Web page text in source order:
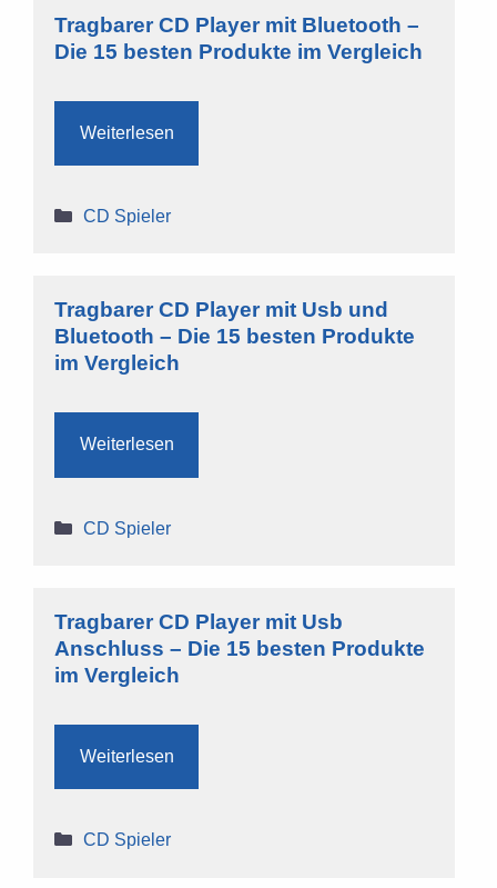
Tragbarer CD Player mit Bluetooth –
Die 15 besten Produkte im Vergleich
Weiterlesen
Kategorien
CD Spieler
Tragbarer CD Player mit Usb und
Bluetooth – Die 15 besten Produkte
im Vergleich
Weiterlesen
Kategorien
CD Spieler
Tragbarer CD Player mit Usb
Anschluss – Die 15 besten Produkte
im Vergleich
Weiterlesen
Kategorien
CD Spieler